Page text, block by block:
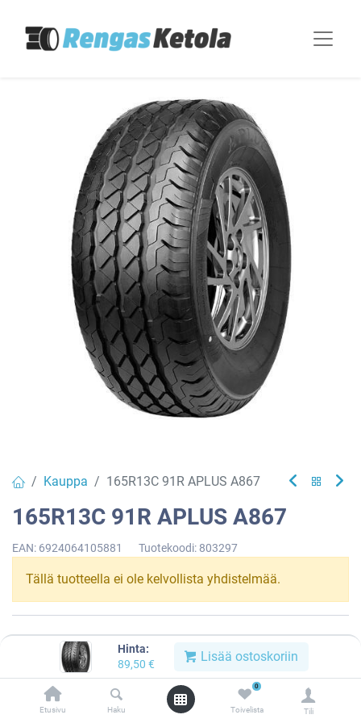
Hinta:
89,50 € Lisää ostoskoriin
Etusivu Haku
0
Toivelista Tili
Kauppa 165R13C 91R APLUS A867
165R13C 91R APLUS A867
EAN: 6924064105881 Tuotekoodi: 803297
Tällä tuotteella ei ole kelvollista yhdistelmää.